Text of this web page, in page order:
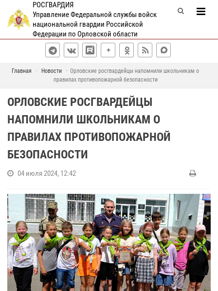
РОСГВАРДИЯ
Управление Федеральной службы войск
национальной гвардии Российской
Федерации по Орловской области
Главная Новости
Орловские росгвардейцы напомнили школьникам о
правилах противопожарной безопасности
ОРЛОВСКИЕ РОСГВАРДЕЙЦЫ
НАПОМНИЛИ ШКОЛЬНИКАМ О
ПРАВИЛАХ ПРОТИВОПОЖАРНОЙ
БЕЗОПАСНОСТИ
04 июля 2024, 12:42